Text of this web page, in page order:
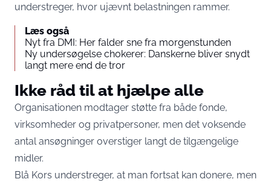
understreger, hvor ujævnt belastningen rammer.
Læs også
Nyt fra DMI: Her falder sne fra morgenstunden
Ny undersøgelse chokerer: Danskerne bliver snydt
langt mere end de tror
Ikke råd til at hjælpe alle
Organisationen modtager støtte fra både fonde,
virksomheder og privatpersoner, men det voksende
antal ansøgninger overstiger langt de tilgængelige
midler.
Blå Kors understreger, at man fortsat kan donere, men